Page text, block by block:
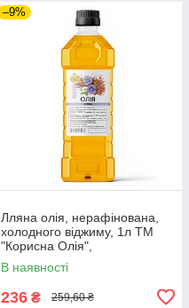
–9%
Лляна олія, нерафінована,
холодного віджиму, 1л ТМ
"Корисна Олія",
В наявності
236 ₴ 259,60 ₴